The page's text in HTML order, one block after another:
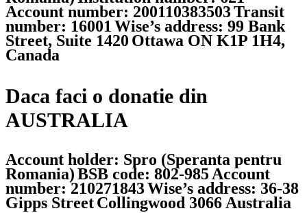
Account number: 200110383503Transit
number: 16001Wise’s address: 99 Bank
Street, Suite 1420 Ottawa ON K1P 1H4,
Canada
Daca faci o donatie din
AUSTRALIA
Account holder: Spro (Speranta pentru
Romania)BSB code: 802-985Account
number: 210271843Wise’s address: 36-38
Gipps StreetCollingwood 3066 Australia